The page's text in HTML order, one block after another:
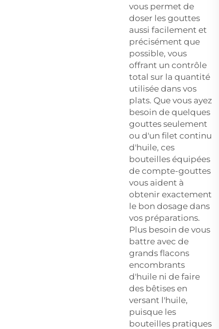
vous permet de
doser les gouttes
aussi facilement et
précisément que
possible, vous
offrant un contrôle
total sur la quantité
utilisée dans vos
plats. Que vous ayez
besoin de quelques
gouttes seulement
ou d'un filet continu
d'huile, ces
bouteilles équipées
de compte-gouttes
vous aident à
obtenir exactement
le bon dosage dans
vos préparations.
Plus besoin de vous
battre avec de
grands flacons
encombrants
d'huile ni de faire
des bêtises en
versant l'huile,
puisque les
bouteilles pratiques